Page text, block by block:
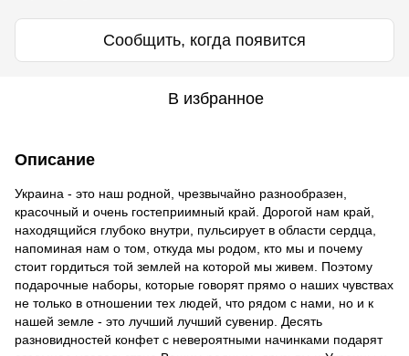
Сообщить, когда появится
В избранное
Описание
Украина - это наш родной, чрезвычайно разнообразен,
красочный и очень гостеприимный край. Дорогой нам край,
находящийся глубоко внутри, пульсирует в области сердца,
напоминая нам о том, откуда мы родом, кто мы и почему
стоит гордиться той землей на которой мы живем. Поэтому
подарочные наборы, которые говорят прямо о наших чувствах
не только в отношении тех людей, что рядом с нами, но и к
нашей земле - это лучший лучший сувенир. Десять
разновидностей конфет с невероятными начинками подарят